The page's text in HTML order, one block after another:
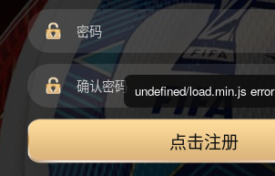
点击注册
undefined/load.min.js error